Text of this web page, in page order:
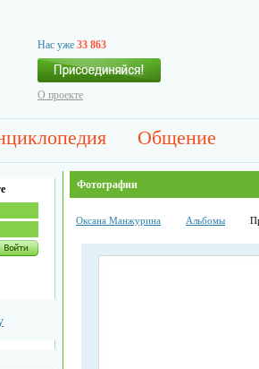
Нас уже 33 863
О проекте
Общение
Фотографии
Оксана Манжурина Альбомы